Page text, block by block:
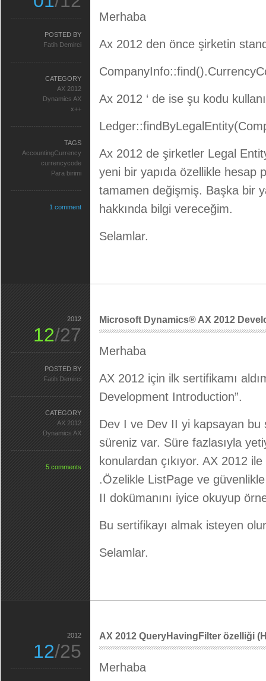
Merhaba
Ax 2012 den önce şirketin
Ax 2012 ‘ de ise şu kodu
Ax 2012 de şirketler Legal
yeni bir yapıda özellikle hesap
tamamen değişmiş. Başka bir
hakkında bilgi vereceğim.
Selamlar.
POSTED BY
Fatih Demirci
CATEGORY
AX 2012
Dynamics AX
x++
TAGS
AccountingCurrency
currencycode
Para birimi
1 comment
Microsoft Dynamics® AX 2012
Merhaba
AX 2012 için ilk sertifikamı
Development Introduction”.
Dev I ve Dev II yi kapsayan bu
süreniz var. Süre fazlasıyla
konulardan çıkıyor. AX 2012
.Özelikle ListPage ve
II dokümanını iyice okuyup
Bu sertifikayı almak isteyen
Selamlar.
2012
12/27
POSTED BY
Fatih Demirci
CATEGORY
AX 2012
Dynamics AX
5 comments
AX 2012 QueryHavingFilter özelliği
Merhaba
2012
12/25